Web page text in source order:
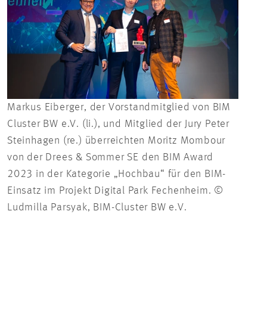
KARRIERE
PROJEKTE
KONTAKT
Markus Eiberger, der Vorstandmitglied von BIM
Cluster BW e.V. (li.), und Mitglied der Jury Peter
Steinhagen (re.) überreichten Moritz Mombour
von der Drees & Sommer SE den BIM Award
2023 in der Kategorie „Hochbau“ für den BIM-
Einsatz im Projekt Digital Park Fechenheim. ©
Ludmilla Parsyak, BIM-Cluster BW e.V.